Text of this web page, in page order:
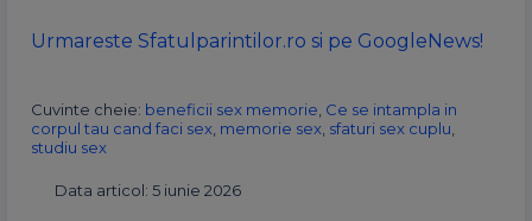
Urmareste Sfatulparintilor.ro si pe GoogleNews!
Cuvinte cheie: beneficii sex memorie Ce se intampla in
corpul tau cand faci sex memorie sex sfaturi sex cuplu
studiu sex
Data articol: 5 iunie 2026